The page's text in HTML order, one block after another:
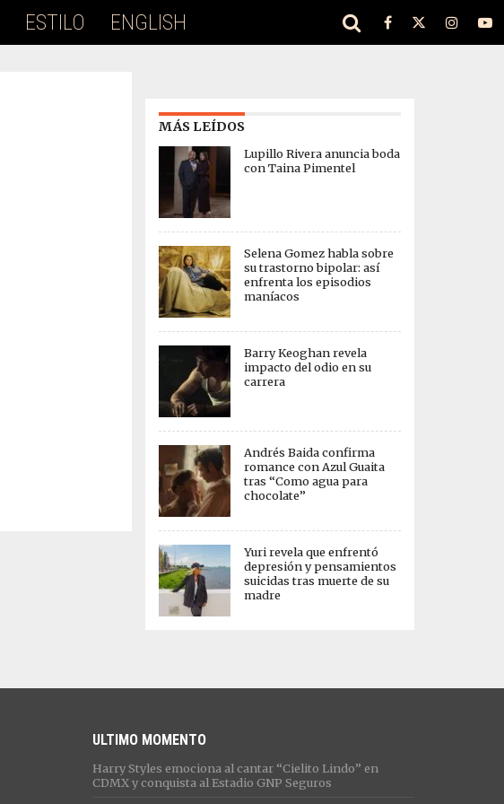
ESTILO ENGLISH
MÁS LEÍDOS
Lupillo Rivera anuncia boda
con Taina Pimentel
Selena Gomez habla sobre
su trastorno bipolar: así
enfrenta los episodios
maníacos
Barry Keoghan revela
impacto del odio en su
carrera
Andrés Baida confirma
romance con Azul Guaita
tras “Como agua para
chocolate”
Yuri revela que enfrentó
depresión y pensamientos
suicidas tras muerte de su
madre
ULTIMO MOMENTO
Harry Styles emociona al cantar “Cielito Lindo” en
CDMX y conquista al Estadio GNP Seguros